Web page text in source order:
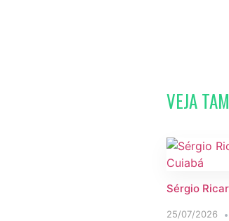
VEJA
Sérgio
25/07/2026